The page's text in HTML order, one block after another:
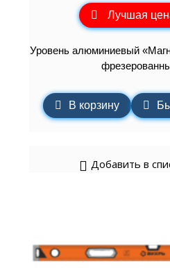
Лучшая
Уровень алюминиевый
В корзину
Добавить в